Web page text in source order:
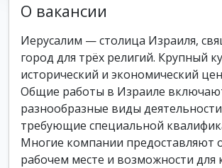
О вакансии
Иерусалим — столица Израиля,
город для трёх религий. Крупный
исторический и экономический
Общие работы в Израиле
разнообразные виды
требующие специальной
Многие компании предоставляют
рабочем месте и возможности для